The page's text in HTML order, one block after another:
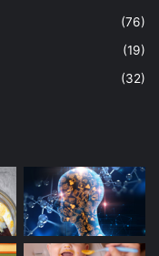
(76)
(19)
(32)